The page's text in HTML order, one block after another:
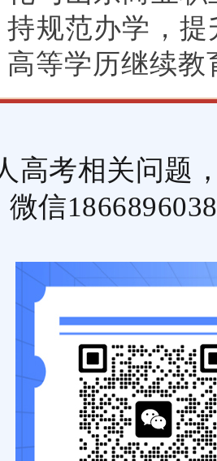
持规范办学，
高等学历继续
高考相关问题
微信